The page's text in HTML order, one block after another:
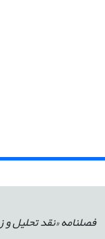
فصلنامه «نقد تحلیل